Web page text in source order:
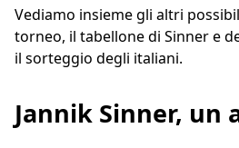
Vediamo insieme gli altri
torneo, il tabellone di Sinner e
il sorteggio degli italiani.
Jannik Sinner, un